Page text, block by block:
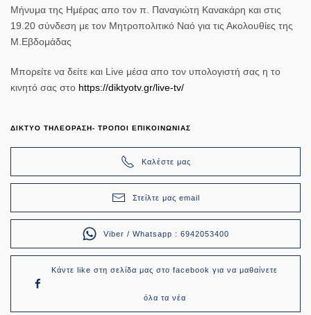
Μήνυμα της Ημέρας απο τον π. Παναγιώτη Κανακάρη και στις
19.20 σύνδεση με τον Μητροπολιτικό Ναό για τις Ακολουθίες της
Μ.Εβδομάδας
Μπορείτε να δείτε και Live μέσα απο τον υπολογιστή σας η το
κινητό σας στο https://diktyotv.gr/live-tv/
ΔΙΚΤΥΟ ΤΗΛΕΟΡΑΣΗ- ΤΡΟΠΟΙ ΕΠΙΚΟΙΝΩΝΙΑΣ
Καλέστε μας
Στείλτε μας email
Viber / Whatsapp : 6942053400
Κάντε like στη σελίδα μας στο facebook για να μαθαίνετε
όλα τα νέα